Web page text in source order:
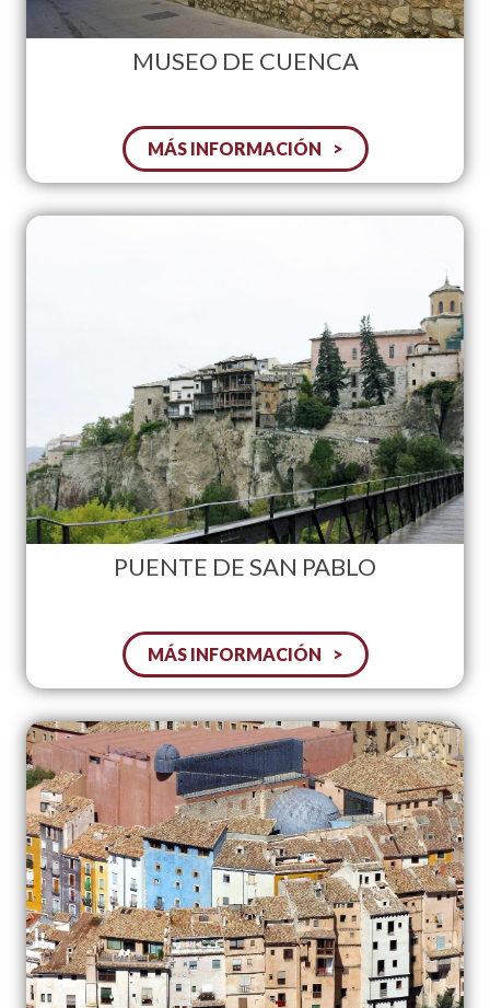
MUSEO DE CUENCA
MÁS INFORMACIÓN
PUENTE DE SAN PABLO
MÁS INFORMACIÓN